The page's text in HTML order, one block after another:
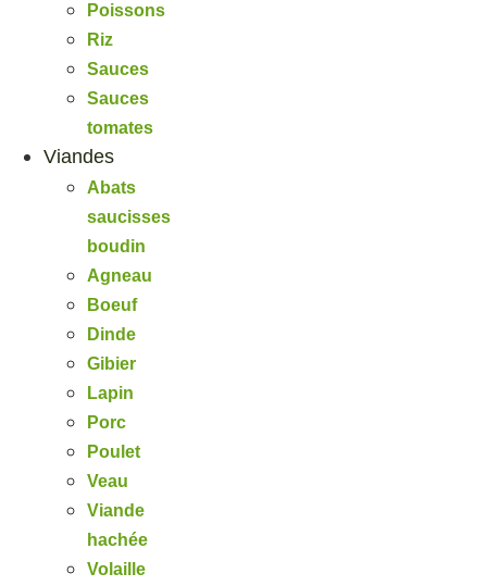
Poissons
Riz
Sauces
Sauces
tomates
Viandes
Abats
saucisses
boudin
Agneau
Boeuf
Dinde
Gibier
Lapin
Porc
Poulet
Veau
Viande
hachée
Volaille